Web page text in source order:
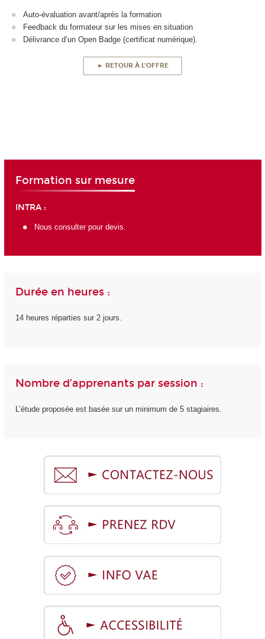
Auto-évaluation avant/après la formation
Feedback du formateur sur les mises en situation
Délivrance d’un Open Badge (certificat numérique).
► RETOUR À L'OFFRE
Formation sur mesure
INTRA :
Nous consulter pour devis.
Durée en heures :
14 heures réparties sur 2 jours.
Nombre d’apprenants par session :
L’étude proposée est basée sur un minimum de 5 stagiaires.